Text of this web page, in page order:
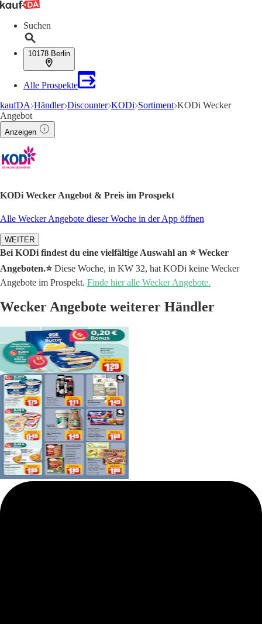
Suchen
10178 Berlin
Alle Prospekte
kaufDA Händler Discounter KODi Sortiment KODi Wecker
Angebot
Anzeigen
KODi Wecker Angebot & Preis im Prospekt
Alle Wecker Angebote dieser Woche in der App öffnen
WEITER
Bei KODi findest du eine vielfältige Auswahl an ⭐️ Wecker
Angeboten.⭐️Diese Woche, in KW 32, hat KODi keine Wecker
Angebote im Prospekt. Finde hier alle Wecker Angebote.
Wecker Angebote weiterer Händler